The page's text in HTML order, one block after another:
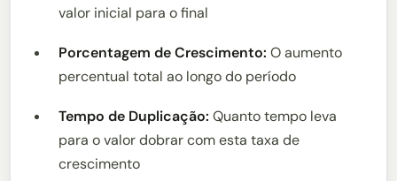
valor inicial para o final
Porcentagem de Crescimento: O aumento
percentual total ao longo do período
Tempo de Duplicação: Quanto tempo leva
para o valor dobrar com esta taxa de
crescimento